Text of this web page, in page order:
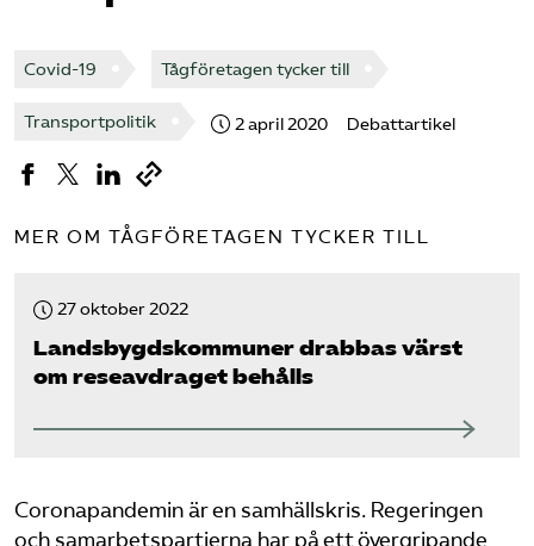
Logga in på Arbetsgivarguiden
Sök på tagforetagen.se
Covid-19 Tågföretagen tycker till
Transportpolitik 2 april 2020 Debattartikel
MER OM TÅGFÖRETAGEN TYCKER TILL
27 oktober 2022
Landsbygdskommuner drabbas värst
om reseavdraget behålls
Coronapandemin är en samhällskris. Regeringen